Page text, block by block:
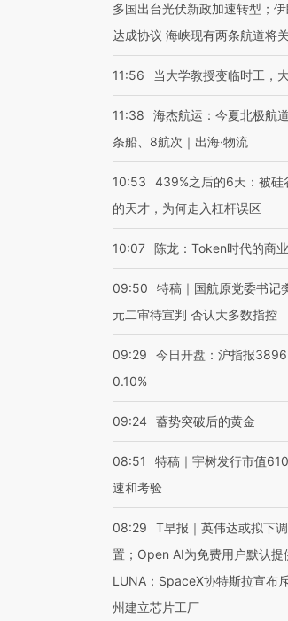
多国出台光伏新政加速转型；
达成协议 海峡现有两条航道将
11:56 当大学教授变临时工，
11:38
海杰航运：今夏北极航
条船、8航次｜出海·物流
10:53
439%之后的6天：被硅
的天才，为何走入杠杆误区
10:07 陈龙：Token时代的商
09:50
特稿｜国航原党委书记
元二审待宣判 否认大多数指控
09:29
今日开盘：沪指报
0.10%
09:24 蓄势突破后的黄金
08:51
特稿｜宇树发行市值
速和考验
08:29
T早报｜英伟达或拟下
置；Open AI为免费用户默认提
LUNA；SpaceX协特斯拉宣布
州建立芯片工厂